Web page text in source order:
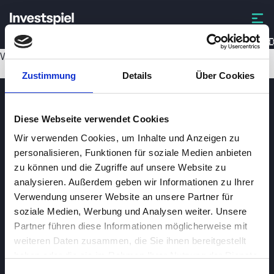
Zustimmung Details Über Cookies
Diese Webseite verwendet Cookies
Wir verwenden Cookies, um Inhalte und Anzeigen zu
personalisieren, Funktionen für soziale Medien anbieten
zu können und die Zugriffe auf unsere Website zu
analysieren. Außerdem geben wir Informationen zu Ihrer
Verwendung unserer Website an unsere Partner für
soziale Medien, Werbung und Analysen weiter. Unsere
Partner führen diese Informationen möglicherweise mit
weiteren Daten zusammen, die Sie ihnen bereitgestellt
RHM-D
Wird geladen...
Investspiel
ÜberInvestspiel
Datenschutzerklärung